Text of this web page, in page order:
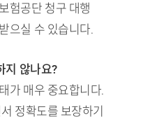
험공단 청구 대행
으실 수 있습니다.
지 않나요?
가 매우 중요합니다.
정확도를 보장하기